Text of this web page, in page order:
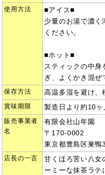
使用方法
■アイス■
少量のお湯で濃く
ください。
■ホット■
スティックの中身
ぎ、よくかき混ぜ
保存方法 高温多湿を避け、
賞味期限 製造日より約10ヶ
販売事業者
名
有限会社山年園
〒170-0002
東京都豊島区巣鴨
店長の一言
甘くほろ苦い八女
ーミーな抹茶ラテ